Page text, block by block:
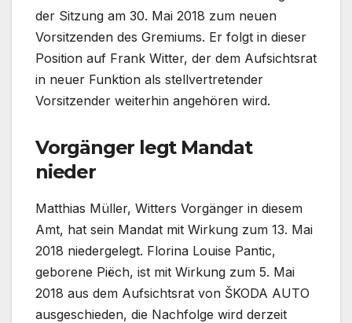
der Sitzung am 30. Mai 2018 zum neuen
Vorsitzenden des Gremiums. Er folgt in dieser
Position auf Frank Witter, der dem Aufsichtsrat
in neuer Funktion als stellvertretender
Vorsitzender weiterhin angehören wird.
Vorgänger legt Mandat
nieder
Matthias Müller, Witters Vorgänger in diesem
Amt, hat sein Mandat mit Wirkung zum 13. Mai
2018 niedergelegt. Florina Louise Pantic,
geborene Piëch, ist mit Wirkung zum 5. Mai
2018 aus dem Aufsichtsrat von ŠKODA AUTO
ausgeschieden, die Nachfolge wird derzeit